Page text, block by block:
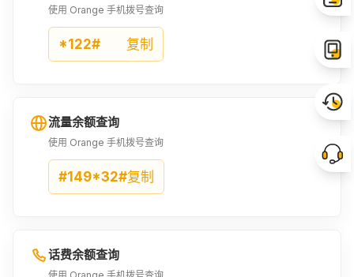
4.27EUR
¥39.11
2893XOF
¥40.39
4.6EUR
¥42.12
4.72EUR
¥43.25
4000XOF
使用 Orange 手机拨号查询
*122# 复制
流量余额查询
使用 Orange 手机拨号查询
#149*32#复制
话费余额查询